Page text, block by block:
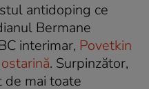
antidoping ce
Bermane
interimar, Povetkin
. Surpinzător,
mai toate